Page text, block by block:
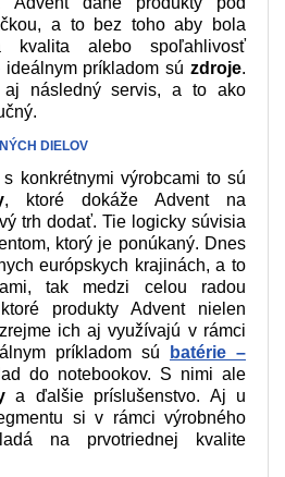
a to bez toho aby bola
kvalita alebo spoľahlivosť
príkladom sú zdroje.
aj následný servis, a to ako
DIELOV
konkrétnymi výrobcami to sú
, ktoré dokáže Advent na
trh dodať. Tie logicky súvisia
ktorý je ponúkaný. Dnes
európskych krajinách, a to
tak medzi celou radou
produkty Advent nielen
ich aj využívajú v rámci
príkladom sú
batérie –
do notebookov. S nimi ale
a ďalšie príslušenstvo. Aj u
si v rámci výrobného
na prvotriednej kvalite